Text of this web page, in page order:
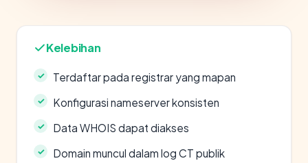
Kelebihan
Terdaftar pada registrar yang mapan
Konfigurasi nameserver konsisten
Data WHOIS dapat diakses
Domain muncul dalam log CT publik